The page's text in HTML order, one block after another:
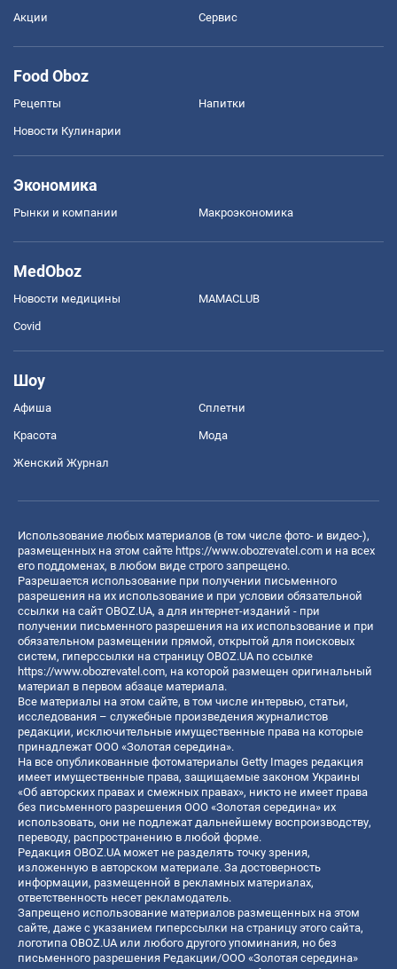
Акции Сервис
Food Oboz
Рецепты Напитки
Новости Кулинарии
Экономика
Рынки и компании Mакроэкономика
MedOboz
Новости медицины MAMACLUB
Covid
Шоу
Афиша Сплетни
Красота Мода
Женский Журнал
Использование любых материалов (в том числе фото- и видео-),
размещенных на этом сайте https://www.obozrevatel.com и на всех
его поддоменах, в любом виде строго запрещено.
Разрешается использование при получении письменного
разрешения на их использование и при условии обязательной
ссылки на сайт OBOZ.UA, а для интернет-изданий - при
получении письменного разрешения на их использование и при
обязательном размещении прямой, открытой для поисковых
систем, гиперссылки на страницу OBOZ.UA по ссылке
https://www.obozrevatel.com, на которой размещен оригинальный
материал в первом абзаце материала.
Все материалы на этом сайте, в том числе интервью, статьи,
исследования – служебные произведения журналистов
редакции, исключительные имущественные права на которые
принадлежат ООО «Золотая середина».
На все опубликованные фотоматериалы Getty Images редакция
имеет имущественные права, защищаемые законом Украины
«Об авторских правах и смежных правах», никто не имеет права
без письменного разрешения ООО «Золотая середина» их
использовать, они не подлежат дальнейшему воспроизводству,
переводу, распространению в любой форме.
Редакция OBOZ.UA может не разделять точку зрения,
изложенную в авторском материале. За достоверность
информации, размещенной в рекламных материалах,
ответственность несет рекламодатель.
Запрещено использование материалов размещенных на этом
сайте, даже с указанием гиперссылки на страницу этого сайта,
логотипа OBOZ.UA или любого другого упоминания, но без
письменного разрешения Редакции/ООО «Золотая середина»